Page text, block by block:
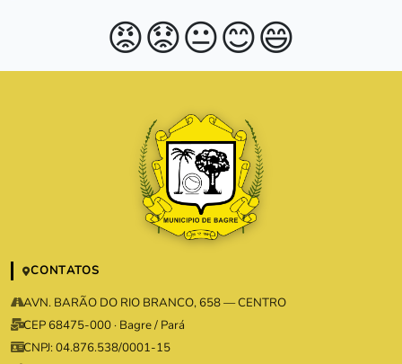
😡😟😐😊😄
CONTATOS
AVN. BARÃO DO RIO BRANCO, 658 — CENTRO
CEP 68475-000 · Bagre / Pará
CNPJ: 04.876.538/0001-15